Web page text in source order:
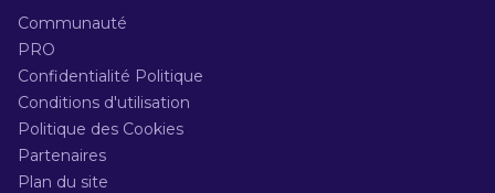
Communauté
PRO
Confidentialité Politique
Conditions d'utilisation
Politique des Cookies
Partenaires
Plan du site